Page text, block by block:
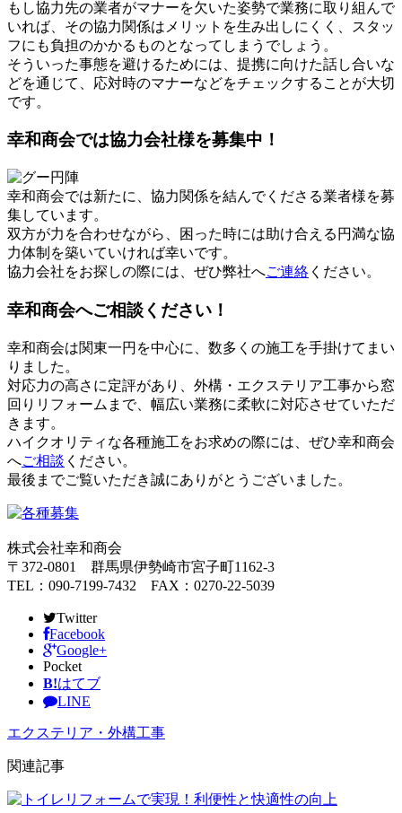
もし協力先の業者がマナーを欠いた姿勢で業務に取り組んで
いれば、その協力関係はメリットを生み出しにくく、スタッ
フにも負担のかかるものとなってしまうでしょう。
そういった事態を避けるためには、提携に向けた話し合いな
どを通じて、応対時のマナーなどをチェックすることが大切
です。
幸和商会では協力会社様を募集中！
幸和商会では新たに、協力関係を結んでくださる業者様を募
集しています。
双方が力を合わせながら、困った時には助け合える円満な協
力体制を築いていければ幸いです。
協力会社をお探しの際には、ぜひ弊社へご連絡 ください。
幸和商会へご相談ください！
幸和商会は関東一円を中心に、数多くの施工を手掛けてまい
りました。
対応力の高さに定評があり、外構・エクステリア工事から窓
回りリフォームまで、幅広い業務に柔軟に対応させていただ
きます。
ハイクオリティな各種施工をお求めの際には、ぜひ幸和商会
へご相談 ください。
最後までご覧いただき誠にありがとうございました。
株式会社幸和商会
〒372-0801 群馬県伊勢崎市宮子町1162-3
TEL：090-7199-7432 FAX：0270-22-5039
Twitter
Facebook
Google+
Pocket
B!はてブ
LINE
エクステリア・外構工事
関連記事